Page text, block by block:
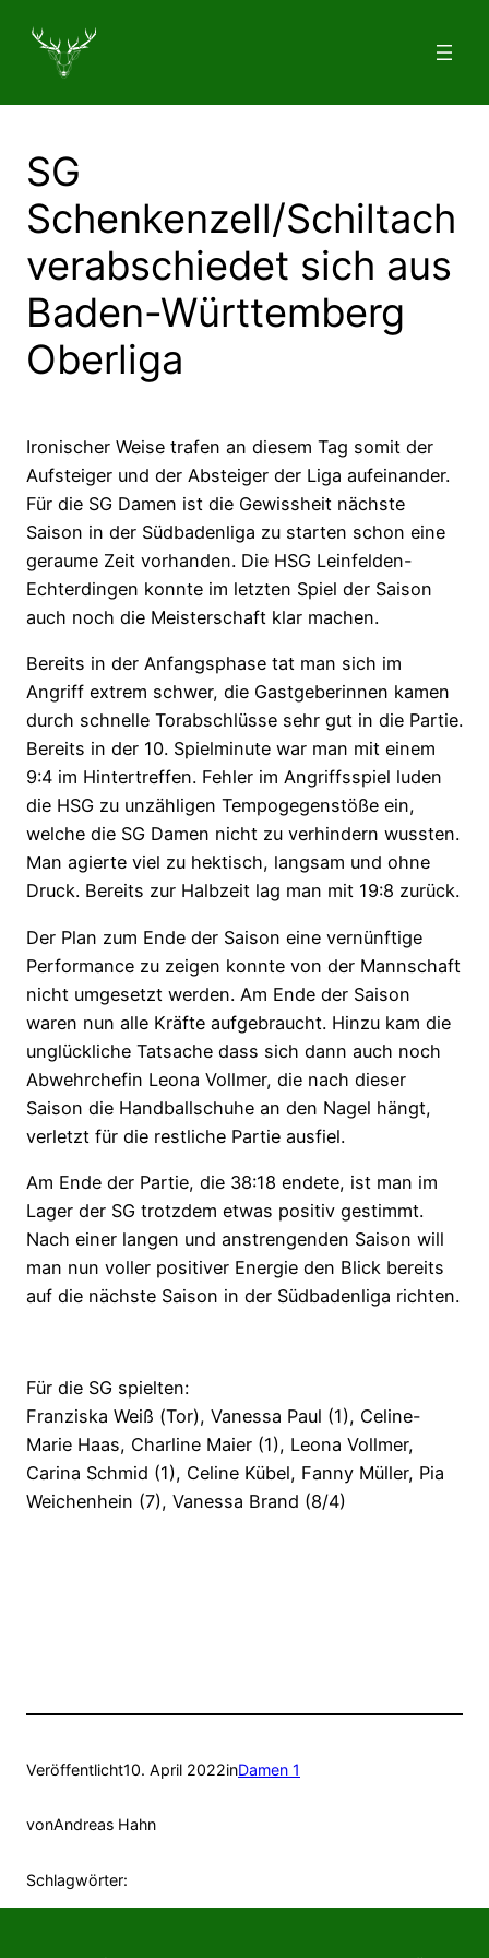
Inhalt
springen
SG
Schenkenzell/Schiltach
verabschiedet sich aus
Baden-Württemberg
Oberliga
Ironischer Weise trafen an diesem Tag somit der
Aufsteiger und der Absteiger der Liga aufeinander.
Für die SG Damen ist die Gewissheit nächste
Saison in der Südbadenliga zu starten schon eine
geraume Zeit vorhanden. Die HSG Leinfelden-
Echterdingen konnte im letzten Spiel der Saison
auch noch die Meisterschaft klar machen.
Bereits in der Anfangsphase tat man sich im
Angriff extrem schwer, die Gastgeberinnen kamen
durch schnelle Torabschlüsse sehr gut in die Partie.
Bereits in der 10. Spielminute war man mit einem
9:4 im Hintertreffen. Fehler im Angriffsspiel luden
die HSG zu unzähligen Tempogegenstöße ein,
welche die SG Damen nicht zu verhindern wussten.
Man agierte viel zu hektisch, langsam und ohne
Druck. Bereits zur Halbzeit lag man mit 19:8 zurück.
Der Plan zum Ende der Saison eine vernünftige
Performance zu zeigen konnte von der Mannschaft
nicht umgesetzt werden. Am Ende der Saison
waren nun alle Kräfte aufgebraucht. Hinzu kam die
unglückliche Tatsache dass sich dann auch noch
Abwehrchefin Leona Vollmer, die nach dieser
Saison die Handballschuhe an den Nagel hängt,
verletzt für die restliche Partie ausfiel.
Am Ende der Partie, die 38:18 endete, ist man im
Lager der SG trotzdem etwas positiv gestimmt.
Nach einer langen und anstrengenden Saison will
man nun voller positiver Energie den Blick bereits
auf die nächste Saison in der Südbadenliga richten.
Für die SG spielten:
Franziska Weiß (Tor), Vanessa Paul (1), Celine-
Marie Haas, Charline Maier (1), Leona Vollmer,
Carina Schmid (1), Celine Kübel, Fanny Müller, Pia
Weichenhein (7), Vanessa Brand (8/4)
Veröffentlicht10. April 2022inDamen 1
vonAndreas Hahn
Schlagwörter: